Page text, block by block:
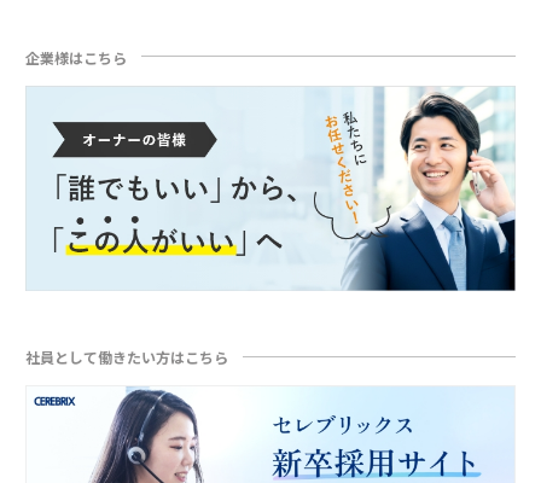
企業様はこちら
社員として働きたい方はこちら